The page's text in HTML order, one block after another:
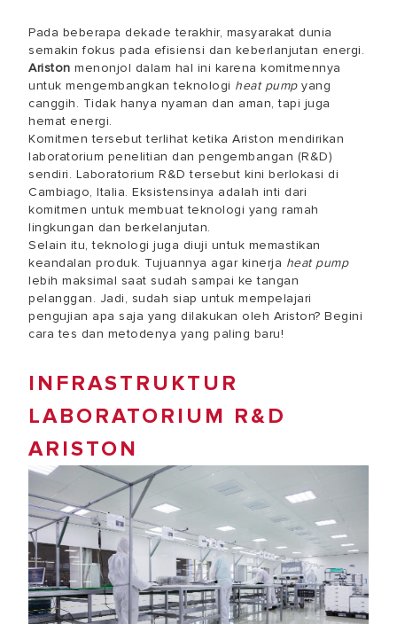
Pada beberapa dekade terakhir, masyarakat dunia
semakin fokus pada efisiensi dan keberlanjutan energi.
Ariston menonjol dalam hal ini karena komitmennya
untuk mengembangkan teknologi heat pump yang
canggih. Tidak hanya nyaman dan aman, tapi juga
hemat energi.
Komitmen tersebut terlihat ketika Ariston mendirikan
laboratorium penelitian dan pengembangan (R&D)
sendiri. Laboratorium R&D tersebut kini berlokasi di
Cambiago, Italia. Eksistensinya adalah inti dari
komitmen untuk membuat teknologi yang ramah
lingkungan dan berkelanjutan.
Selain itu, teknologi juga diuji untuk memastikan
keandalan produk. Tujuannya agar kinerja heat pump
lebih maksimal saat sudah sampai ke tangan
pelanggan. Jadi, sudah siap untuk mempelajari
pengujian apa saja yang dilakukan oleh Ariston? Begini
cara tes dan metodenya yang paling baru!
INFRASTRUKTUR
LABORATORIUM R&D
ARISTON